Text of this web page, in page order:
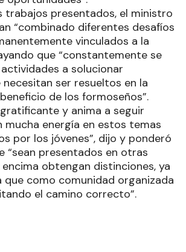
trabajos presentados, el ministro
“combinado diferentes desafíos
vinculados a la
que “constantemente se
a solucionar
ser resueltos en la
de los formoseños”.
y anima a seguir
mucha energía en estos temas
por los jóvenes”, dijo y ponderó
“sean presentados en otras
obtengan distinciones, ya
que como comunidad organizada
el camino correcto”.